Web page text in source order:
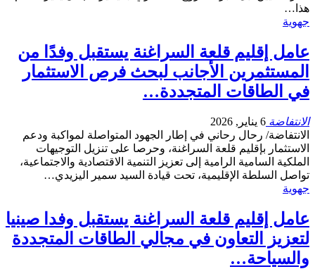
هذا…
جهوية
عامل إقليم قلعة السراغنة يستقبل وفدًا من
المستثمرين الأجانب لبحث فرص الاستثمار
في الطاقات المتجددة…
الانتفاضة 6 يناير, 2026
الانتفاضة/ رحال رحاني في إطار الجهود المتواصلة لمواكبة ودعم
الاستثمار بإقليم قلعة السراغنة، وحرصا على تنزيل التوجيهات
الملكية السامية الرامية إلى تعزيز التنمية الاقتصادية والاجتماعية،
تواصل السلطة الإقليمية، تحت قيادة السيد سمير اليزيدي…
جهوية
عامل إقليم قلعة السراغنة يستقبل وفدا صينيا
لتعزيز التعاون في مجالي الطاقات المتجددة
والسياحة…